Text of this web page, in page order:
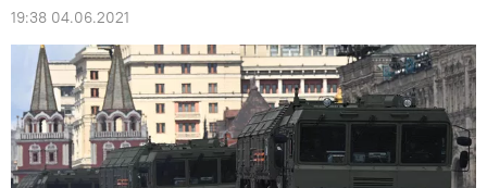
19:38 04.06.2021